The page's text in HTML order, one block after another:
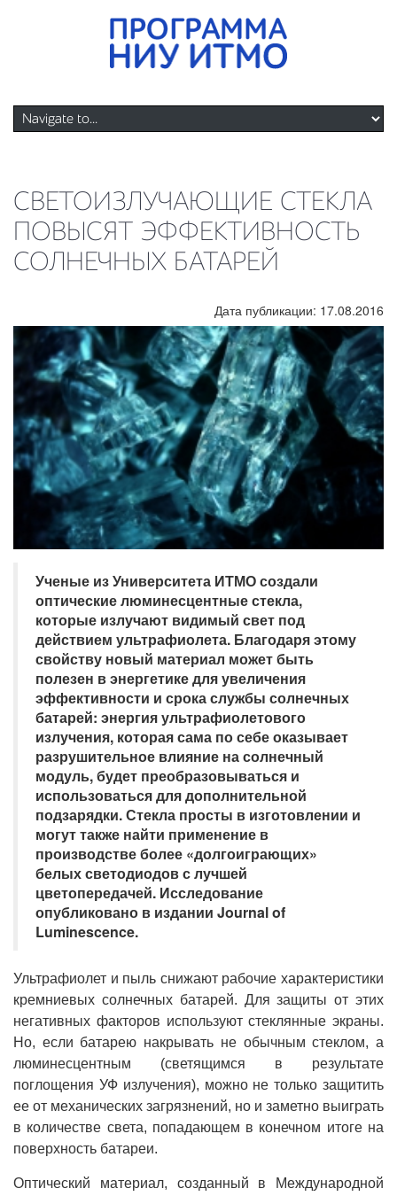
СВЕТОИЗЛУЧАЮЩИЕ СТЕКЛА
ПОВЫСЯТ ЭФФЕКТИВНОСТЬ
СОЛНЕЧНЫХ БАТАРЕЙ
Дата публикации: 17.08.2016
Ученые из Университета ИТМО создали
оптические люминесцентные стекла,
которые излучают видимый свет под
действием ультрафиолета. Благодаря этому
свойству новый материал может быть
полезен в энергетике для увеличения
эффективности и срока службы солнечных
батарей: энергия ультрафиолетового
излучения, которая сама по себе оказывает
разрушительное влияние на солнечный
модуль, будет преобразовываться и
использоваться для дополнительной
подзарядки. Стекла просты в изготовлении и
могут также найти применение в
производстве более «долгоиграющих»
белых светодиодов с лучшей
цветопередачей. Исследование
опубликовано в издании Journal of
Luminescence.
Ультрафиолет и пыль снижают рабочие характеристики
кремниевых солнечных батарей. Для защиты от этих
негативных факторов используют стеклянные экраны.
Но, если батарею накрывать не обычным стеклом, а
люминесцентным (светящимся в результате
поглощения УФ излучения), можно не только защитить
ее от механических загрязнений, но и заметно выиграть
в количестве света, попадающем в конечном итоге на
поверхность батареи.
Оптический материал, созданный в Международной